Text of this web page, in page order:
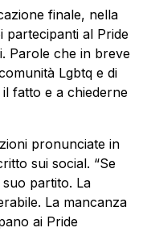
finale, nella
partecipanti al Pride
Parole che in breve
Lgbtq e di
fatto e a chiederne
pronunciate in
sui social. “Se
partito. La
La mancanza
ai Pride